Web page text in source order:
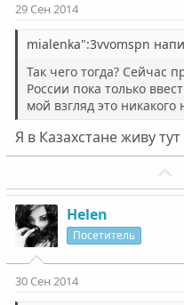
29 Сен 2014
mialenka":3vvomspn
Так чего тогда? Сейчас
России пока только
мой взгляд это никакого
Я в Казахстане живу
Helen
Посетитель
30 Сен 2014